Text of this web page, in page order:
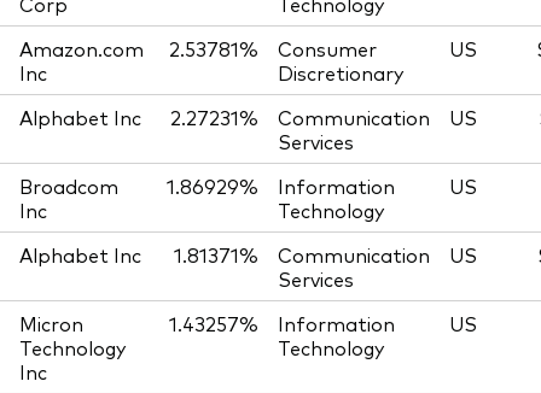
Amazon.com
Inc
2.53781%
Consumer
Discretionary
US
Alphabet Inc 2.27231%
Communication
Services
US
Broadcom
Inc
1.86929%
Information
Technology
US
Alphabet Inc 1.81371%
Communication
Services
US
Micron
Technology
Inc
1.43257%
Information
Technology
US